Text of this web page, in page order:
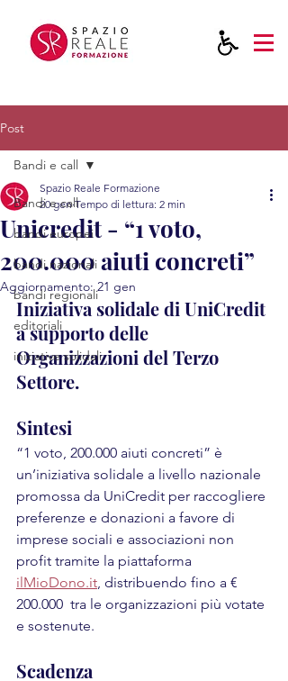
Post
Bandi e call
bandi europei
bandi nazionali
bandi regionali
editoriali
iniziative solidali
Bandi e call
Unicredit - “1 voto,
200.000 aiuti concreti”
Spazio Reale Formazione
20 gen Tempo di lettura: 2 min
Aggiornamento:21 gen
Iniziativa solidale di UniCredit
a supporto delle
Organizzazioni del Terzo
Settore.
Sintesi
“1 voto, 200.000 aiuti concreti” è
un’iniziativa solidale a livello nazionale
promossa da UniCredit per raccogliere
preferenze e donazioni a favore di
imprese sociali e associazioni non
profit tramite la piattaforma
ilMioDono.it, distribuendo fino a €
200.000  tra le organizzazioni più votate
e sostenute.
Scadenza